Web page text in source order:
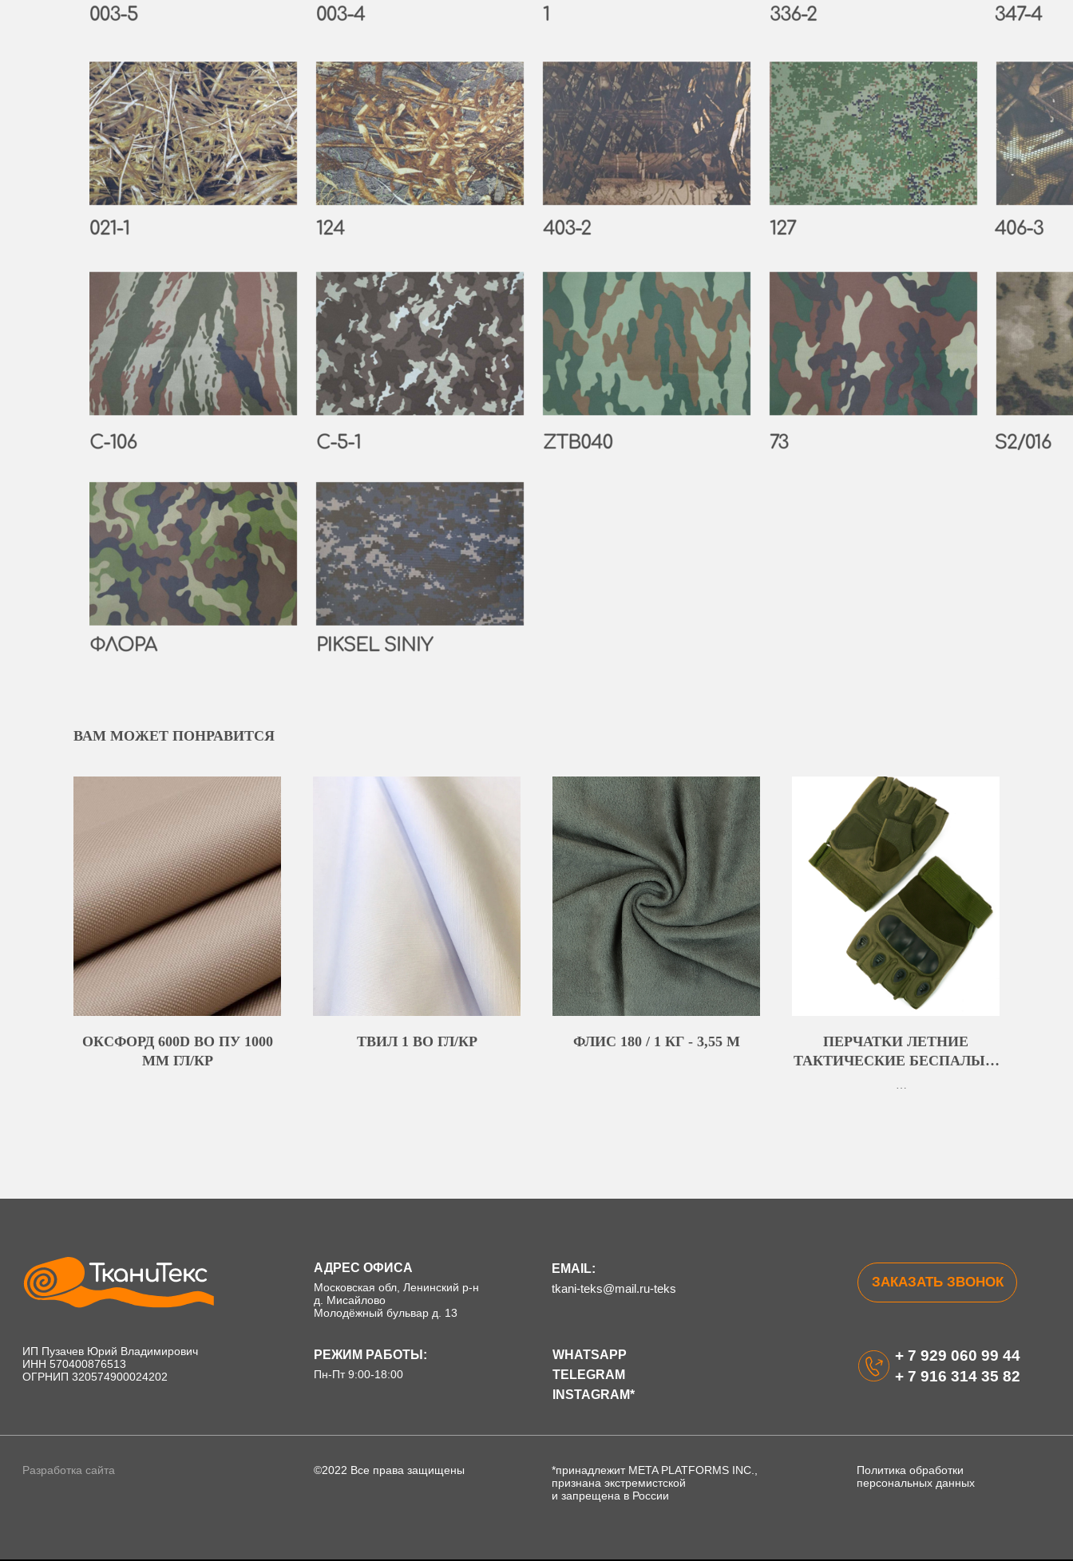
ВАМ МОЖЕТ ПОНРАВИТСЯ
ОКСФОРД 600D ВО ПУ 1000
MM ГЛ/КР
ТВИЛ 1 ВО ГЛ/КР ФЛИС 180 / 1 КГ - 3,55 М
ПЕРЧАТКИ ЛЕТНИЕ
ТАКТИЧЕСКИЕ БЕСПАЛЫЕ,
Московская обл, Ленинский р-н
д. Мисайлово
Молодёжный бульвар д. 13
ИП Пузачев Юрий Владимирович
ИНН 570400876513
ОГРНИП 320574900024202
tkani-teks@mail.ru-teks
Пн-Пт 9:00-18:00
EMAIL:
АДРЕС ОФИСА
РЕЖИМ РАБОТЫ:
+ 7 916 314 35 82
+ 7 929 060 99 44
INSTAGRAM*
WHATSAPP
TELEGRAM
©2022 Все права защищены
*принадлежит META PLATFORMS INC.,
признана экстремистской
и запрещена в России
Разработка сайта
Политика обработки
персональных данных
ЗАКАЗАТЬ ЗВОНОК